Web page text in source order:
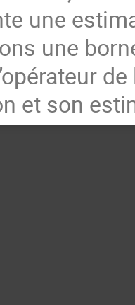
une
une
et son